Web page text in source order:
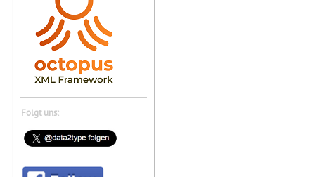
Folgt uns: